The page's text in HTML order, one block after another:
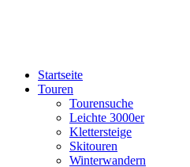
Startseite
Touren
Tourensuche
Leichte 3000er
Klettersteige
Skitouren
Winterwandern